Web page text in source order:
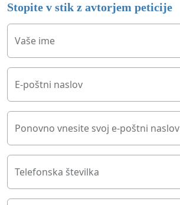
Stopite v stik z avtorjem peticije
Vaše ime
E-poštni naslov
Ponovno vnesite svoj e-poštni naslov
Telefonska številka